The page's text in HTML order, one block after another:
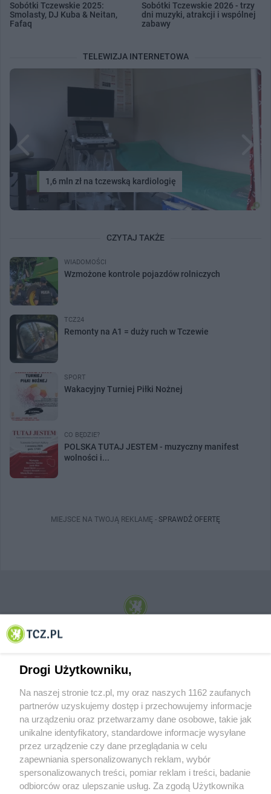
Sobótki Tczewskie 2025:
Smolasty, DJ Kuba & Neitan,
Fafaq
Sobótki Tczewskie 2026 - trzy
dni muzyki, atrakcji i wspólnej
zabawy
TELEWIZJA INTERNETOWA
1,6 mln zł na tczewską kardiologię
CZYTAJ TAKŻE
WIADOMOŚCI
Wzmożone kontrole pojazdów rolniczych
TCZ24
Remonty na A1 = duży ruch w Tczewie
SPORT
Wakacyjny Turniej Piłki Nożnej
CO BĘDZIE?
POLSKA TUTAJ JESTEM - muzyczny manifest
wolności i...
MIEJSCE NA TWOJĄ REKLAMĘ - SPRAWDŹ OFERTĘ
© 2001-2026 Tczew - TCZ.PL Sp. z o.o. Internetowy Serwis Informacyjny Miasta
O FIRMIE POLITYKA PRYWATNOŚCI HOSTING
REKLAMA WSPÓŁPRACA RSS FACEBOOK KONTAKT
Drogi Użytkowniku,
Na naszej stronie tcz.pl, my oraz naszych 1162 zaufanych
partnerów uzyskujemy dostęp i przechowujemy informacje
na urządzeniu oraz przetwarzamy dane osobowe, takie jak
unikalne identyfikatory, standardowe informacje wysyłane
przez urządzenie czy dane przeglądania w celu
zapewniania spersonalizowanych reklam, wybór
spersonalizowanych treści, pomiar reklam i treści, badanie
odbiorców oraz ulepszanie usług. Za zgodą Użytkownika